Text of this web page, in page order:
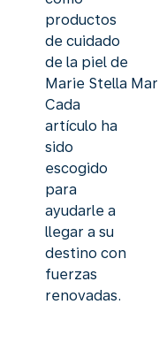
productos
de cuidado
de la piel de
Marie Stella
Cada
artículo ha
sido
escogido
para
ayudarle a
llegar a su
destino con
fuerzas
renovadas.